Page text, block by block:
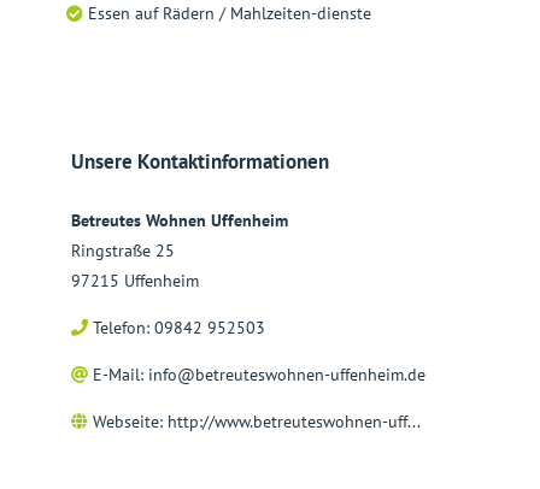
Essen auf Rädern / Mahlzeiten-dienste
Unsere Kontaktinformationen
Betreutes Wohnen Uffenheim
Ringstraße 25
97215 Uffenheim
Telefon: 09842 952503
E-Mail: info@betreuteswohnen-uffenheim.de
Webseite: http://www.betreuteswohnen-uff...